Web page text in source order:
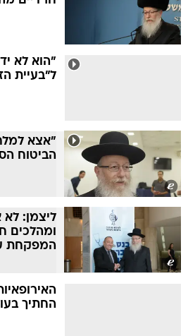
"הוא לא
ל"בעיית
"אצא
הביטוח
ליצמן: לא
ומהלכים
המפקחת
החתיך